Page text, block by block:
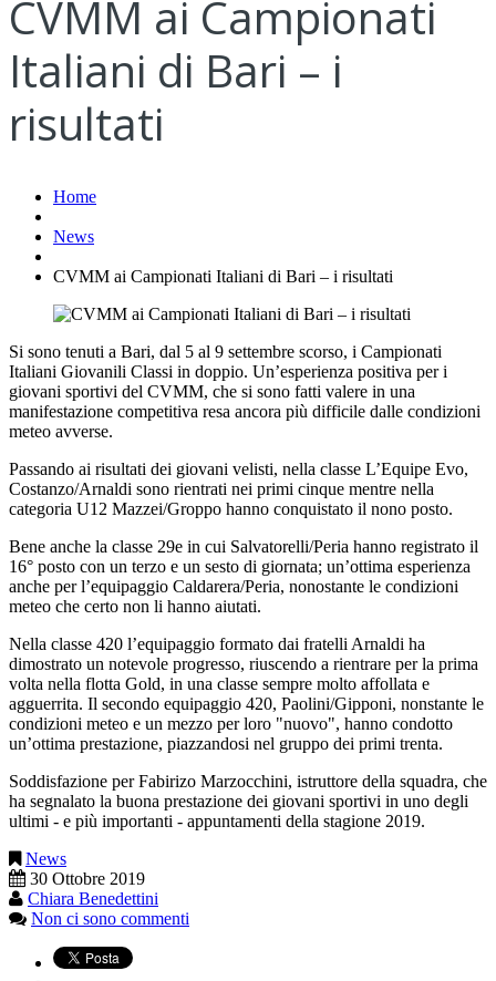
CVMM ai Campionati
Italiani di Bari – i
risultati
Home
News
CVMM ai Campionati Italiani di Bari – i risultati
Si sono tenuti a Bari, dal 5 al 9 settembre scorso, i Campionati
Italiani Giovanili Classi in doppio. Un’esperienza positiva per i
giovani sportivi del CVMM, che si sono fatti valere in una
manifestazione competitiva resa ancora più difficile dalle condizioni
meteo avverse.
Passando ai risultati dei giovani velisti, nella classe L’Equipe Evo,
Costanzo/Arnaldi sono rientrati nei primi cinque mentre nella
categoria U12 Mazzei/Groppo hanno conquistato il nono posto.
Bene anche la classe 29e in cui Salvatorelli/Peria hanno registrato il
16° posto con un terzo e un sesto di giornata; un’ottima esperienza
anche per l’equipaggio Caldarera/Peria, nonostante le condizioni
meteo che certo non li hanno aiutati.
Nella classe 420 l’equipaggio formato dai fratelli Arnaldi ha
dimostrato un notevole progresso, riuscendo a rientrare per la prima
volta nella flotta Gold, in una classe sempre molto affollata e
agguerrita. Il secondo equipaggio 420, Paolini/Gipponi, nonstante le
condizioni meteo e un mezzo per loro "nuovo", hanno condotto
un’ottima prestazione, piazzandosi nel gruppo dei primi trenta.
Soddisfazione per Fabirizo Marzocchini, istruttore della squadra, che
ha segnalato la buona prestazione dei giovani sportivi in uno degli
ultimi - e più importanti - appuntamenti della stagione 2019.
News
30 Ottobre 2019
Chiara Benedettini
Non ci sono commenti